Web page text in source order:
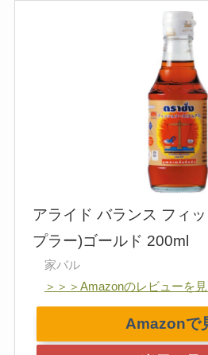
アライド バランス フィ
プラー)ゴールド 200ml
家バル
＞＞＞Amazonのレビューを
Amazonで